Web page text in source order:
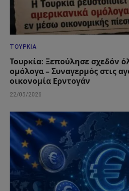
ΤΟΥΡΚΊΑ
Τουρκία: Ξεπούλησε σχεδόν
ομόλογα – Συναγερμός στις
οικονομία Ερντογάν
22/05/2026